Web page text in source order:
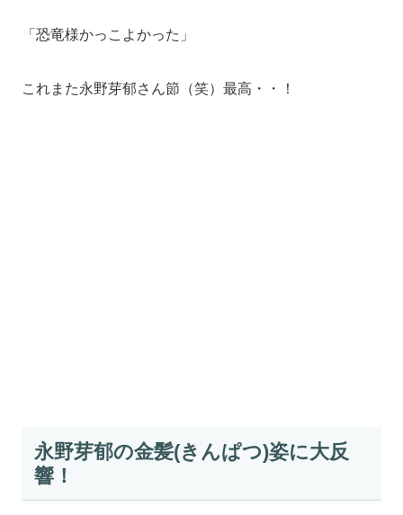
「恐竜様かっこよかった」
これまた永野芽郁さん節（笑）最高・・！
永野芽郁の金髪(きんぱつ)姿に大反
響！